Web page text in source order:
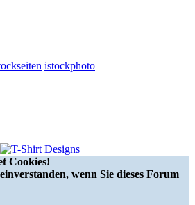
istockphoto
Cookies!
wenn Sie dieses Forum